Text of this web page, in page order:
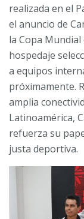
realizada en el
el anuncio de
la Copa
hospedaje
a equipos
próximamente.
amplia
Latinoamérica,
refuerza su
justa deportiva.